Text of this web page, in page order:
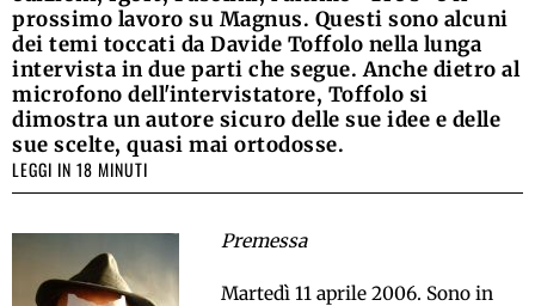
prossimo lavoro su Magnus. Questi sono alcuni
dei temi toccati da Davide Toffolo nella lunga
intervista in due parti che segue. Anche dietro al
microfono dell'intervistatore, Toffolo si
dimostra un autore sicuro delle sue idee e delle
sue scelte, quasi mai ortodosse.
LEGGI IN 18 MINUTI
Premessa
Martedì 11 aprile 2006. Sono in